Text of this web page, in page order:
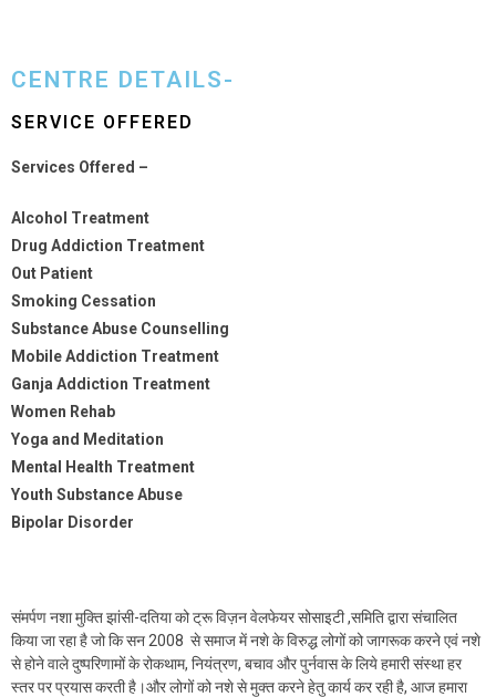
CENTRE DETAILS-
SERVICE OFFERED
Services Offered –
Alcohol Treatment
Drug Addiction Treatment
Out Patient
Smoking Cessation
Substance Abuse Counselling
Mobile Addiction Treatment
Ganja Addiction Treatment
Women Rehab
Yoga and Meditation
Mental Health Treatment
Youth Substance Abuse
Bipolar Disorder
संमर्पण नशा मुक्ति झांसी-दतिया को ट्रू विज़न वेलफेयर सोसाइटी ,समिति द्वारा संचालित
किया जा रहा है जो कि सन 2008 से समाज में नशे के विरुद्ध लोगों को जागरूक करने एवं नशे
से होने वाले दुष्परिणामों के रोकथाम, नियंत्रण, बचाव और पुर्नवास के लिये हमारी संस्था हर
स्तर पर प्रयास करती है।और लोगों को नशे से मुक्त करने हेतु कार्य कर रही है, आज हमारा